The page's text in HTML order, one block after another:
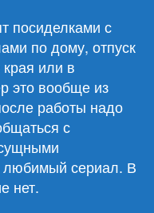
посиделками с
по дому, отпуск
или в
это вообще из
работы надо
с
любимый сериал. В
нет.